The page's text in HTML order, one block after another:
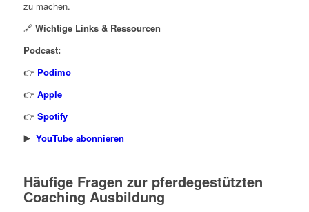
zu machen.
🔗Wichtige Links & Ressourcen
Podcast:
👉Podimo
👉 Apple
👉 Spotify
▶️ YouTube abonnieren
Häufige Fragen zur pferdegestützten
Coaching Ausbildung